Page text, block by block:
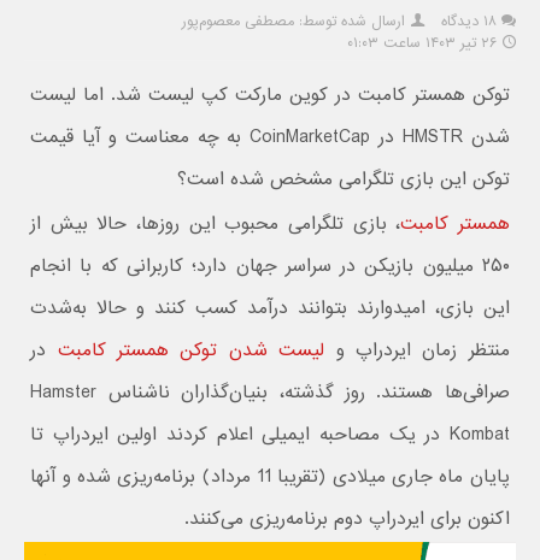
۱۸ دیدگاه
ارسال شده توسط: مصطفی معصوم‌پور
۲۶ تیر ۱۴۰۳ ساعت ۰۱:۰۳
توکن همستر کامبت در کوین مارکت کپ لیست شد. اما لیست
شدن HMSTR در CoinMarketCap به چه معناست و آیا قیمت
توکن این بازی تلگرامی مشخص شده است؟
همستر کامبت، بازی تلگرامی محبوب این روزها، حالا بیش از
۲۵۰ میلیون بازیکن در سراسر جهان دارد؛ کاربرانی که با انجام
این بازی، امیدوارند بتوانند درآمد کسب کنند و حالا به‌شدت
منتظر زمان ایردراپ و لیست شدن توکن همستر کامبت در
صرافی‌ها هستند. روز گذشته، بنیان‌گذاران ناشناس Hamster
Kombat در یک مصاحبه ایمیلی اعلام کردند اولین ایردراپ تا
پایان ماه جاری میلادی (تقریبا 11 مرداد) برنامه‌ریزی شده و آنها
اکنون برای ایردراپ دوم برنامه‌ریزی می‌کنند.